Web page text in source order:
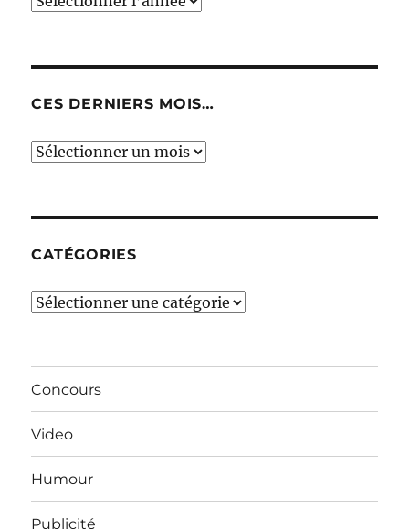
CES DERNIERS MOIS…
Ces
CATÉGORIES
Catégories
Concours
Video
Humour
Publicité